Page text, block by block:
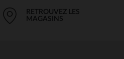
RETROUVEZ LES
MAGASINS